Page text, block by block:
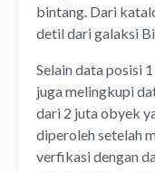
bintang. Dari
detil dari galaksi
Selain data posisi
juga melingkupi
dari 2 juta obyek
diperoleh setelah
verfikasi dengan